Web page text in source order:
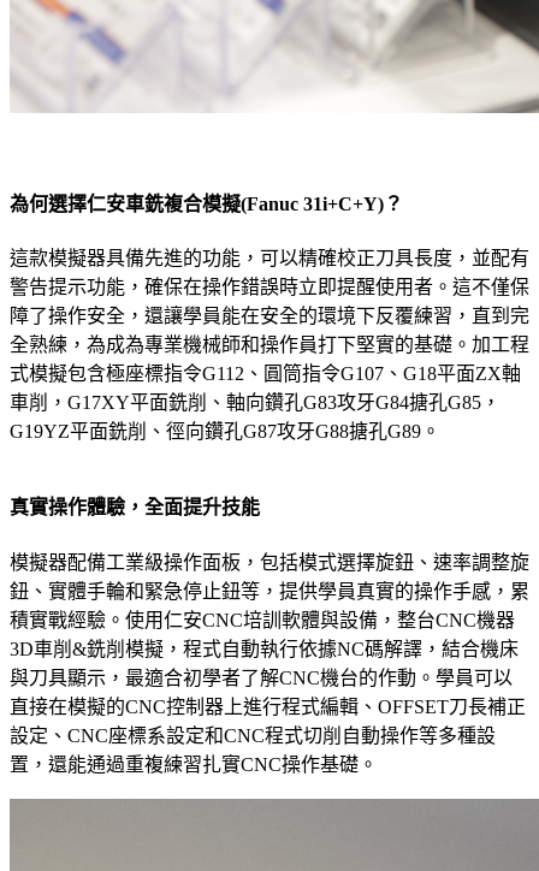
為何選擇仁安車銑複合模擬(Fanuc 31i+C+Y)？
這款模擬器具備先進的功能，可以精確校正刀具長度，並配有
警告提示功能，確保在操作錯誤時立即提醒使用者。這不僅保
障了操作安全，還讓學員能在安全的環境下反覆練習，直到完
全熟練，為成為專業機械師和操作員打下堅實的基礎。加工程
式模擬包含極座標指令G112、圓筒指令G107、G18平面ZX軸
車削，G17XY平面銑削、軸向鑽孔G83攻牙G84搪孔G85，
G19YZ平面銑削、徑向鑽孔G87攻牙G88搪孔G89。
真實操作體驗，全面提升技能
模擬器配備工業級操作面板，包括模式選擇旋鈕、速率調整旋
鈕、實體手輪和緊急停止鈕等，提供學員真實的操作手感，累
積實戰經驗。使用仁安CNC培訓軟體與設備，整台CNC機器
3D車削&銑削模擬，程式自動執行依據NC碼解譯，結合機床
與刀具顯示，最適合初學者了解CNC機台的作動。學員可以
直接在模擬的CNC控制器上進行程式編輯、OFFSET刀長補正
設定、CNC座標系設定和CNC程式切削自動操作等多種設
置，還能通過重複練習扎實CNC操作基礎。